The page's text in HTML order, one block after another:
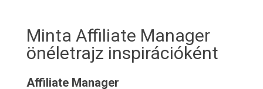
Minta Affiliate Manager
önéletrajz inspirációként
Affiliate Manager